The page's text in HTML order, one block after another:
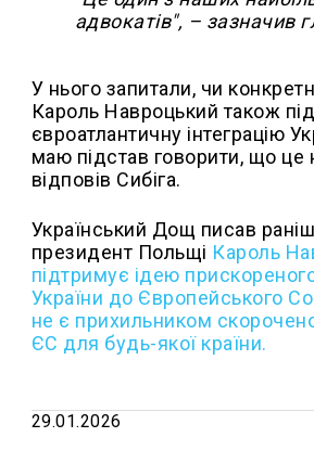
адвокатів", – зазначив
У нього запитали, чи
Кароль Навроцький також
євроатлантичну інтеграцію
маю підстав говорити, що це
відповів Сибіга.
Український Дощ писав
президент Польщі Кароль
підтримує ідею
України до Європейського
не є прихильником
ЄС для будь-якої країни.
29.01.2026